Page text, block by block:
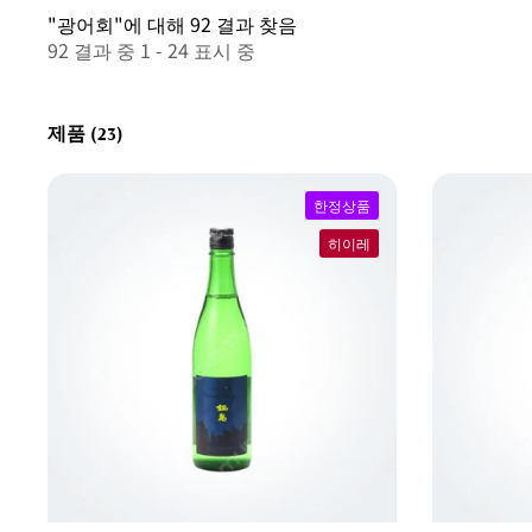
"광어회"에 대해 92 결과 찾음
92 결과 중 1 - 24 표시 중
제품 (23)
한정상품
히이레